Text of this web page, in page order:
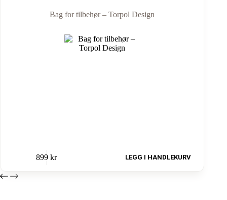
Bag for tilbehør – Torpol Design
899 kr LEGG I HANDLEKURV